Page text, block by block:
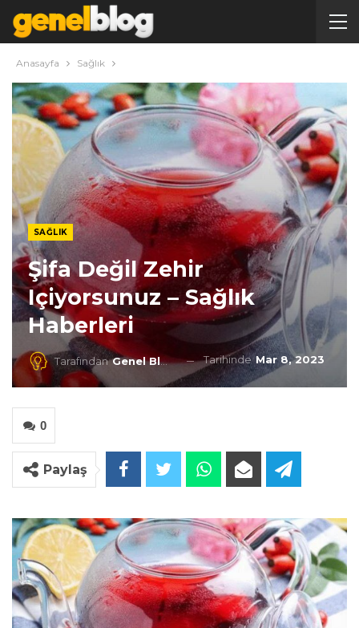
Anasayfa Sağlık
SAĞLIK
Şifa Değil Zehir
Içiyorsunuz – Sağlık
Haberleri
TarafındanGenel Blog TarihindeMar 8, 2023
0
Paylaş